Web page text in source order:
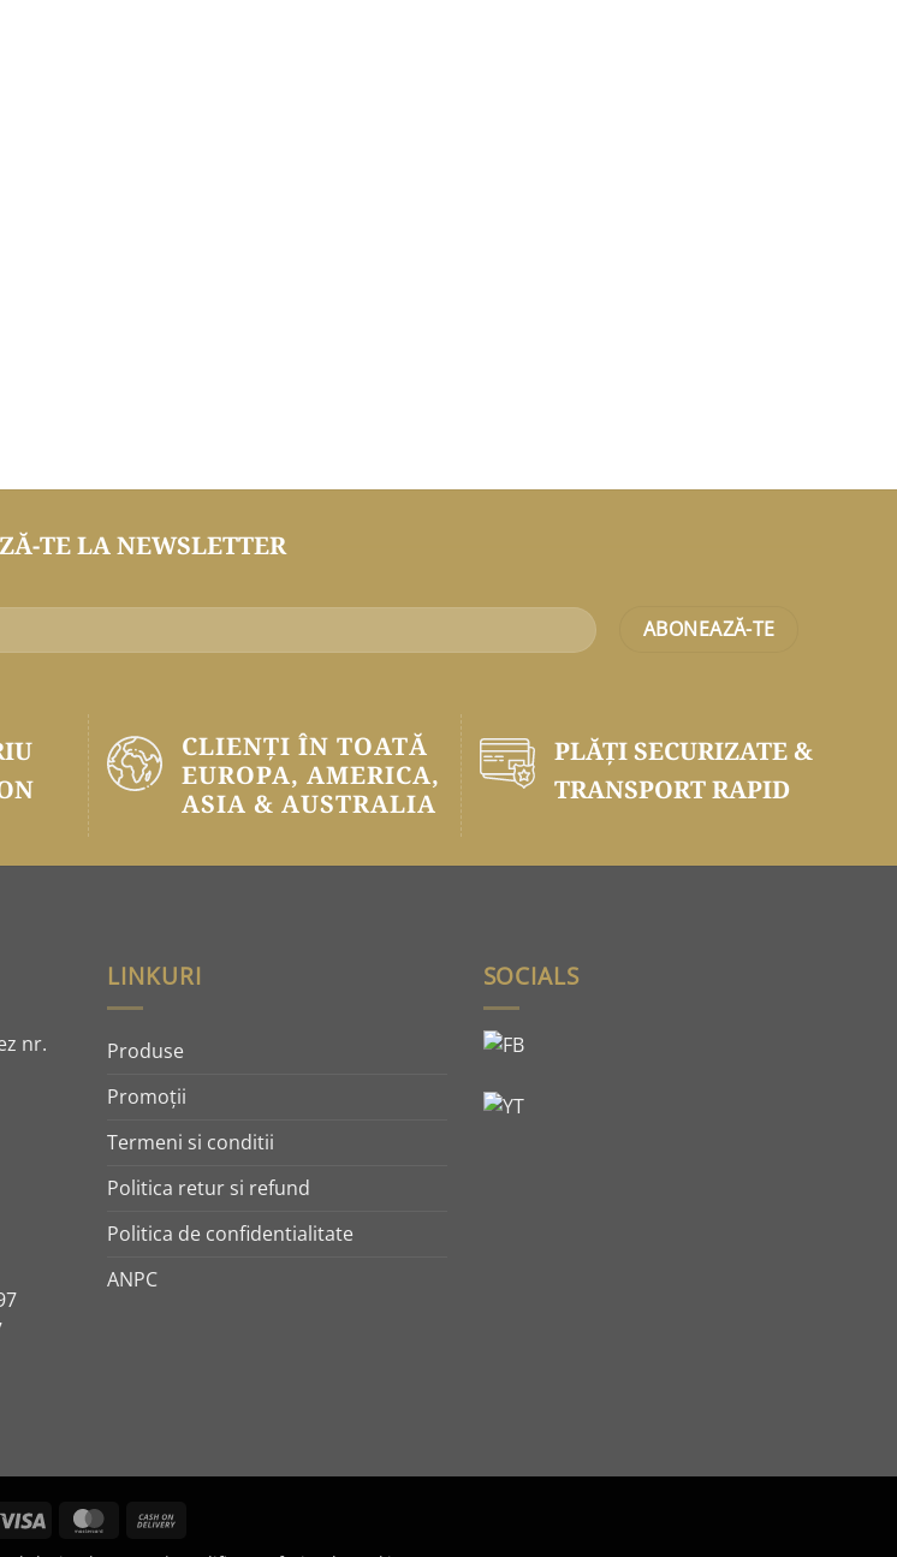
TE LA NEWSLETTER
CLIENȚI ÎN TOATĂ
EUROPA, AMERICA,
ASIA & AUSTRALIA
PLĂŢI SECURIZATE &
TRANSPORT RAPID
nr.
LINKURI
Produse
Promoţii
Termeni si conditii
Politica retur si refund
Politica de confidentialitate
ANPC
SOCIALS
Visa MasterCard